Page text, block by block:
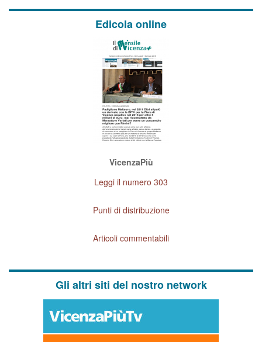
Edicola online
VicenzaPiù
Leggi il numero 303
Punti di distribuzione
Articoli commentabili
Gli altri siti del nostro network